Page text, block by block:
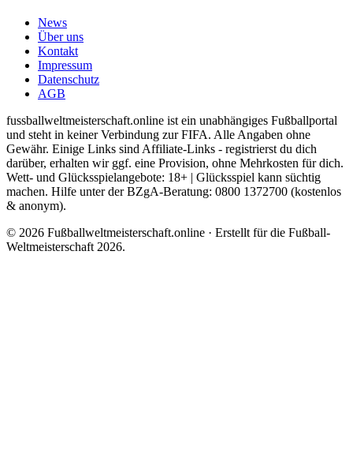
News
Über uns
Kontakt
Impressum
Datenschutz
AGB
fussballweltmeisterschaft.online ist ein unabhängiges Fußballportal
und steht in keiner Verbindung zur FIFA. Alle Angaben ohne
Gewähr. Einige Links sind Affiliate-Links - registrierst du dich
darüber, erhalten wir ggf. eine Provision, ohne Mehrkosten für dich.
Wett- und Glücksspielangebote: 18+ | Glücksspiel kann süchtig
machen. Hilfe unter der BZgA-Beratung: 0800 1372700 (kostenlos
& anonym).
© 2026 Fußballweltmeisterschaft.online · Erstellt für die Fußball-
Weltmeisterschaft 2026.